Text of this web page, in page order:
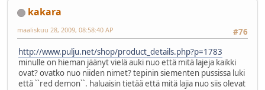
kakara
#76
maaliskuu 28, 2009, 08:58:40 AP
http://www.pulju.net/shop/product_details.php?p=1783
minulle on hieman jäänyt vielä auki nuo että mitä lajeja kaikki
ovat? ovatko nuo niiden nimet? tepinin siementen pussissa luki
että ``red demon``. haluaisin tietää että mitä lajia nuo siis olevat